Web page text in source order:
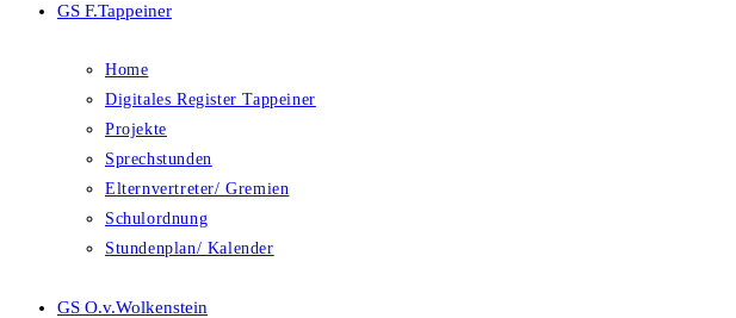
GS F.Tappeiner
Home
Digitales Register Tappeiner
Projekte
Sprechstunden
Elternvertreter/ Gremien
Schulordnung
Stundenplan/ Kalender
GS O.v.Wolkenstein